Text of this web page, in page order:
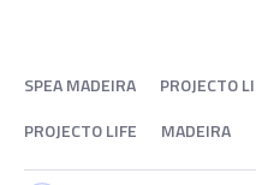
SPEA MADEIRA
PROJECTO
PROJECTO LIFE
MADEIRA